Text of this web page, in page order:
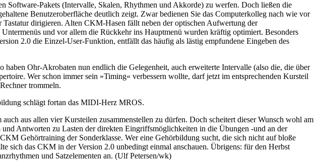
Software-Pakets (Intervalle, Skalen, Rhythmen und Akkorde) zu werfen. Doch ließen die
Benutzeroberfläche deutlich zeigt. Zwar bedienen Sie das Computerkolleg nach wie vor
dirigieren. Alten CKM-Hasen fällt neben der optischen Aufwertung der
und vor allem die Rückkehr ins Hauptmenü wurden kräftig optimiert. Besonders
2.0 die Einzel-User-Funktion, entfällt das häufig als lästig empfundene Eingeben des
Ohr-Akrobaten nun endlich die Gelegenheit, auch erweiterte Intervalle (also die, die über
Wer schon immer sein »Timing« verbessern wollte, darf jetzt im entsprechenden Kursteil
trommeln.
schlägt fortan das MIDI-Herz MROS.
aus allen vier Kursteilen zusammenstellen zu dürfen. Doch scheitert dieser Wunsch wohl am
Antworten zu Lasten der direkten Eingriffsmöglichkeiten in die Übungen -und an der
Gehörtraining der Sonderklasse. Wer eine Gehörbildung sucht, die sich nicht auf bloße
sich das CKM in der Version 2.0 unbedingt einmal anschauen. Übrigens: für den Herbst
und Satzelementen an. (Ulf Petersen/wk)